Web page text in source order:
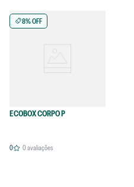
8% OFF
ECOBOX CORPO P
0 0avaliações